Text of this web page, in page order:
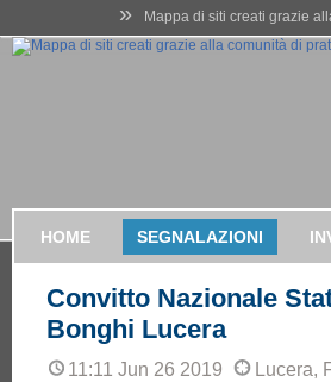
» Mappa di siti creati grazie
HOME SEGNALAZIONI
Convitto Nazionale
Bonghi Lucera
11:11 Jun 26 2019 Lucera,